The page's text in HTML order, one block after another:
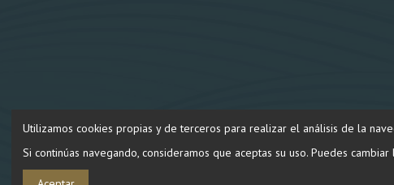
"Construcción de un secadero artificial y dos obradores climatizados,
Utilizamos cookies propias y de terceros para realizar el análisis de la
Si continúas navegando, consideramos que aceptas su uso. Puedes